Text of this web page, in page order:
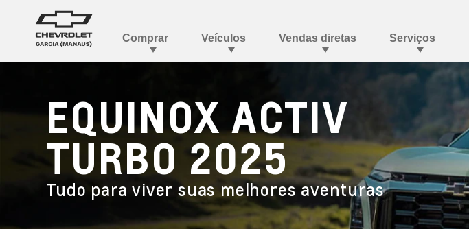
EQUINOX ACTIV
TURBO 2025
Tudo para viver suas melhores aventuras